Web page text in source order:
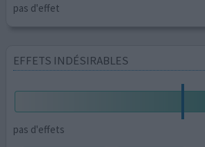
pas d'effet
EFFETS INDÉSIRABLES
pas d'effets